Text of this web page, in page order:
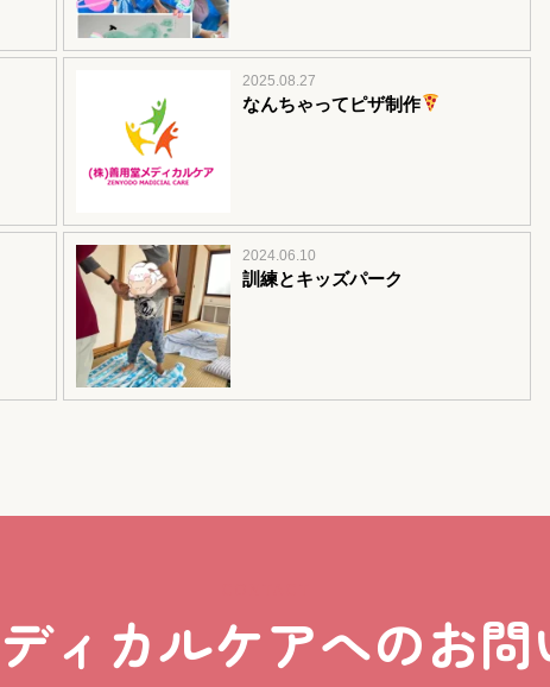
2025.08.27
なんちゃってピザ制作
2024.06.10
訓練とキッズパーク
ィカルケアへのお